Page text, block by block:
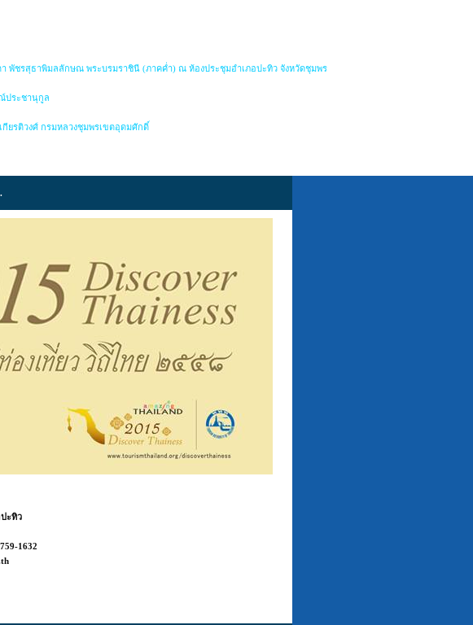
พัชรสุธาพิมลลักษณ พระบรมราชินี (ภาคค่ำ) ณ ห้องประชุมอำเภอปะทิว จังหวัดชุมพร
ประชานุกูล
กียรติวงศ์ กรมหลวงชุมพรเขตอุดมศักดิ์
ะทิว
1632